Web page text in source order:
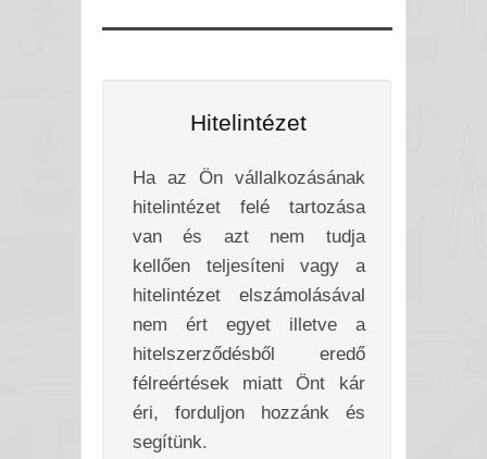
Hitelintézet
Ha az Ön vállalkozásának
hitelintézet felé tartozása
van és azt nem tudja
kellően teljesíteni vagy a
hitelintézet elszámolásával
nem ért egyet illetve a
hitelszerződésből eredő
félreértések miatt Önt kár
éri, forduljon hozzánk és
segítünk.